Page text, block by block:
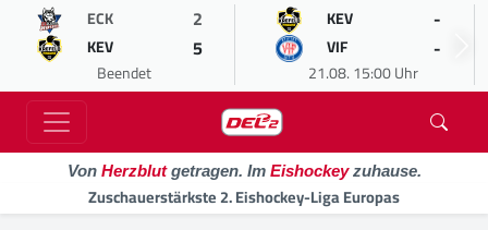
ECK 2
KEV 5
Beendet
KEV -
VIF -
21.08. 15:00 Uhr
Von Herzblutgetragen. Im Eishockeyzuhause.
Zuschauerstärkste 2. Eishockey-Liga Europas